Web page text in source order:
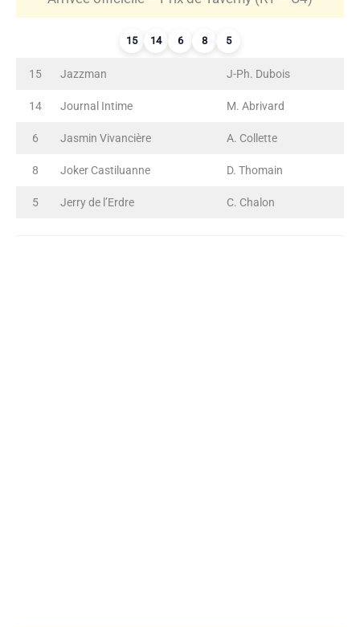
15 14 6 8 5
15 Jazzman J-Ph. Dubois
14 Journal Intime M. Abrivard
6 Jasmin Vivancière A. Collette
8 Joker Castiluanne D. Thomain
5 Jerry de l’Erdre C. Chalon